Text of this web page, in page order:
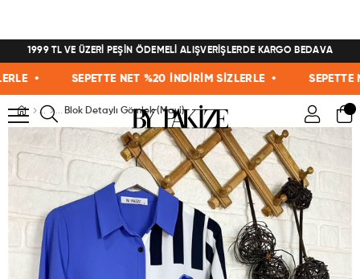
1999 TL VE ÜZERİ PEŞİN ÖDEMELİ ALIŞVERİŞLERDE KARGO BEDAVA
• SEPETTE NET %20 İNDİRİM SİZLERLE • SEPETTE
Blok Detaylı Gömlek (Mavi)